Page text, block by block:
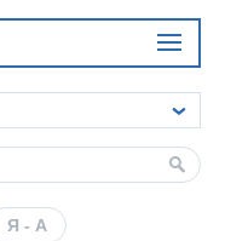
Я - А